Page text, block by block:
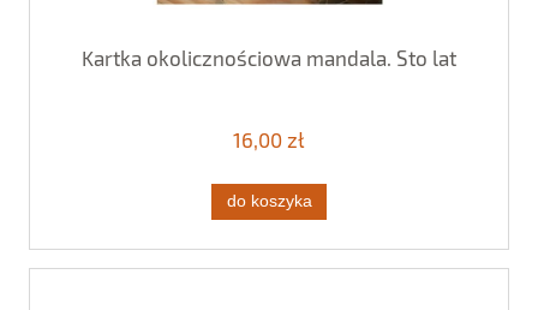
Kartka okolicznościowa mandala. Sto lat
16,00 zł
do koszyka